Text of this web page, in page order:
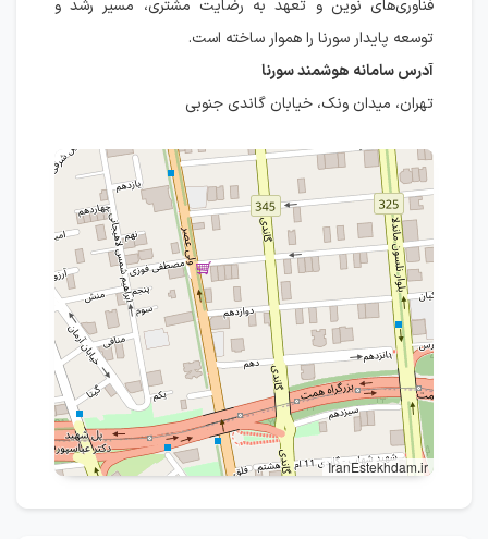
فناوری‌های نوین و تعهد به رضایت مشتری، مسیر رشد و
توسعه پایدار سورنا را هموار ساخته است.
آدرس سامانه هوشمند سورنا
تهران، میدان ونک، خیابان گاندی جنوبی
IranEstekhdam.ir